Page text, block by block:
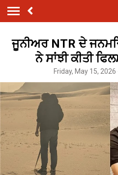
ਜੂਨੀਅਰ NTR ਦੇ
ਨੇ ਸਾਂਝੀ ਕੀਤੀ
Friday, May 15,